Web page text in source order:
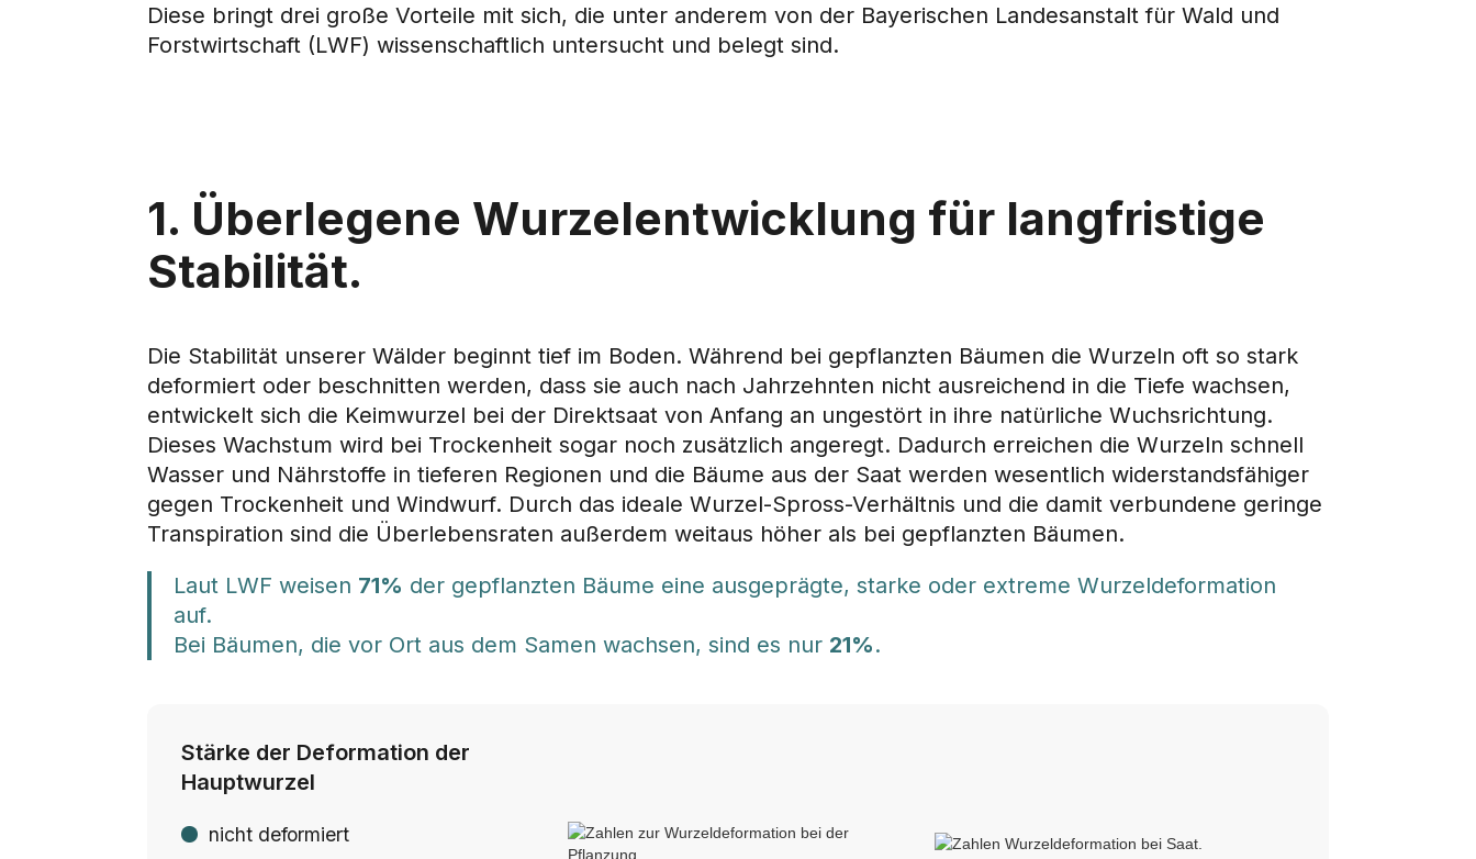
Diese bringt drei große Vorteile mit sich, die unter anderem von der Bayerischen Landesanstalt für Wald und
Forstwirtschaft (LWF) wissenschaftlich untersucht und belegt sind.
1. Überlegene Wurzelentwicklung für langfristige
Stabilität.
Die Stabilität unserer Wälder beginnt tief im Boden. Während bei gepflanzten Bäumen die Wurzeln oft so stark
deformiert oder beschnitten werden, dass sie auch nach Jahrzehnten nicht ausreichend in die Tiefe wachsen,
entwickelt sich die Keimwurzel bei der Direktsaat von Anfang an ungestört in ihre natürliche Wuchsrichtung.
Dieses Wachstum wird bei Trockenheit sogar noch zusätzlich angeregt. Dadurch erreichen die Wurzeln schnell
Wasser und Nährstoffe in tieferen Regionen und die Bäume aus der Saat werden wesentlich widerstandsfähiger
gegen Trockenheit und Windwurf. Durch das ideale Wurzel-Spross-Verhältnis und die damit verbundene geringe
Transpiration sind die Überlebensraten außerdem weitaus höher als bei gepflanzten Bäumen.
Laut LWF weisen 71% der gepflanzten Bäume eine ausgeprägte, starke oder extreme Wurzeldeformation
auf.
Bei Bäumen, die vor Ort aus dem Samen wachsen, sind es nur 21%.
Stärke der Deformation der
Hauptwurzel
nicht deformiert